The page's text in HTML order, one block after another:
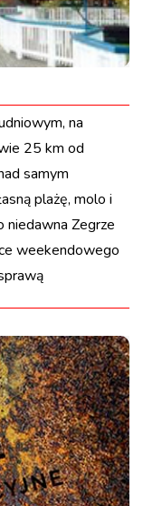
na
25 km od
samym
plażę, molo i
Zegrze
weekendowego